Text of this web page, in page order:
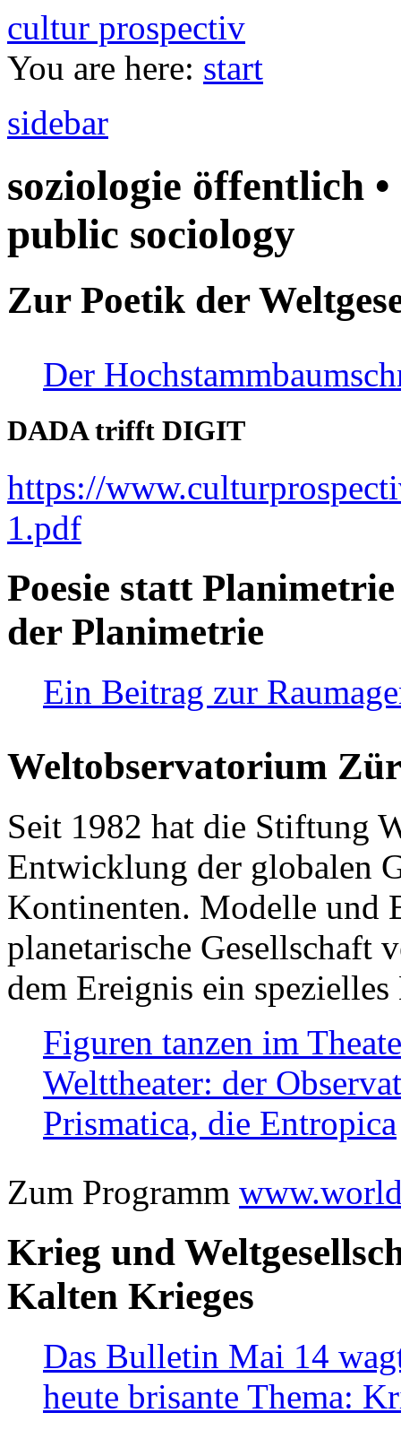
cultur prospectiv
You are here: start
sidebar
soziologie öffentlich
public sociology
Zur Poetik der
Der
DADA trifft DIGIT
https://
1.pdf
Poesie statt
der Planimetrie
Ein Beitrag zur
Weltobservatorium
Seit 1982 hat die Stiftung
Entwicklung der globalen
Kontinenten. Modelle und
planetarische Gesellschaft
dem Ereignis ein
Figuren tanzen im
Welttheater: der
Prismatica, die Entropica
Zum Programm
Krieg und
Kalten Krieges
Das Bulletin Mai 14
heute brisante Thema: